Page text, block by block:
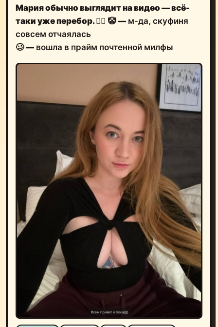
Мария обычно выглядит на видео — всё-
таки уже перебор.🤦‍♂️ 🤡 — м-да, скуфиня
совсем отчаялась
🥴— вошла в прайм почтенной милфы